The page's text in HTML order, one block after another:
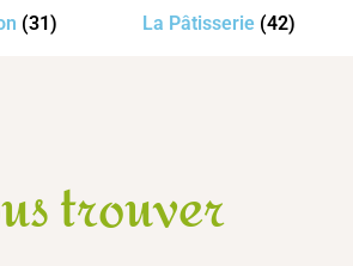
(31) La Pâtisserie (42)
trouver